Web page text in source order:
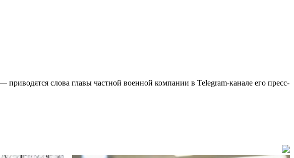
слова главы частной военной компании в Telegram-канале его пресс-